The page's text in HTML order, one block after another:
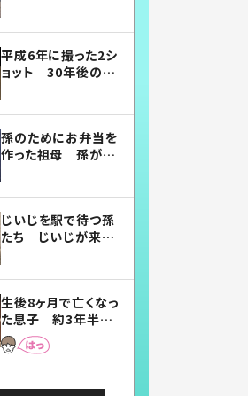
平成6年に撮った2シ
ョット 30年後の姿
孫のためにお弁当を
作った祖母 孫が絶
じいじを駅で待つ孫
たち じいじが来た
まらない」「幸せにな
れる」
生後8ヶ月で亡くなっ
た息子 約3年半
後、当時の妻の日記
に書いてあった本音